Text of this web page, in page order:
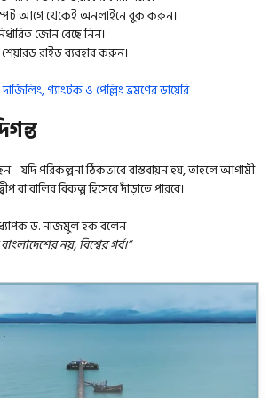
স্পট আগে থেকেই অনলাইনে বুক করুন।
জোন বেছে নিন।
শেয়ারড রাইড ব্যবহার করুন।
গ্যাংটক ও পেল্লিং ভ্রমণের ডায়েরি
পরিকল্পনা ঠিকভাবে বাস্তবায়ন হয়, তাহলে আগামী
বা বালির বিকল্প হিসেবে দাঁড়াতে পারবে।
ড. নাজমুল হক বলেন—
নয়, বিশ্বের গর্ব।”